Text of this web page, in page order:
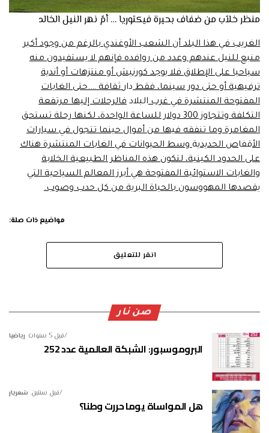
منظر خلاّب من ضفاف بحيرة فيكتوريا … أمّ نهر النيل الخالد
الغريب في هذا البلد أن الشعب الأوغندي بالرغم من وجود أكبر
منبع للنيل عندهم وعدد من روافده فإنهم لا يستفيدون منه
سياحيا على الإطلاق فلا يوجد كورنيش أو منتزهات أو أندية
ترفيهية أو حتى دور سينما، فقطدارثقافة ….حتى الغابات
المفتوحة المنتشرة في غربالبلاد فالرحلات إليها مرتفعة
التكلفة وتتجاوز 300 دولار للساعة الواحدة، لكنها رحلة تستحق
المغامرة وما تنفقه فيها من أموال حينما تتجول في سيارات
الأقفاص الحديديةوسط الحيوانات في الغابات المنتشرة هناك
على الحدود الكينية، لتكون هذه المناظر الطبيعية الخلابة
والغابات الاستوائية المفتوحة هي أبرز المعالم السياحية التي
يقصدها المهووسون بالحياة البرية من كل حدب وصوب.
مواضيع ذات صلة:
انقر للتعليق
صن نار
رياضيا قبل 5 سنوات
البروموسبور: الشبكة العالمية عدد 252
شعريار قبل سنتين
هل المواساة يوما حررت وطنا؟